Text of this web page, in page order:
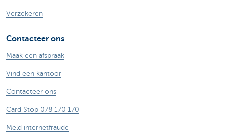
Verzekeren
Contacteer ons
Maak een afspraak
Vind een kantoor
Contacteer ons
Card Stop 078 170 170
Meld internetfraude